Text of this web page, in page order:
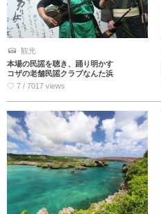
観光
本場の民謡を聴き、踊り明かす
コザの老舗民謡クラブなんた浜
♡ 7 / 7017 views